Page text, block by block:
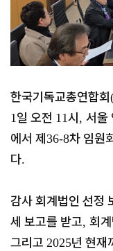
한국기독교총연합회
1 일 오전 11시, 서울
에서 제36-8차 임원
다.
감사 회계법인 선정
세 보고를 받고, 회
그리고 2025년 현재